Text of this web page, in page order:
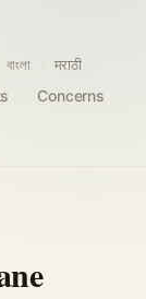
Concerns
বাংলা मराठी